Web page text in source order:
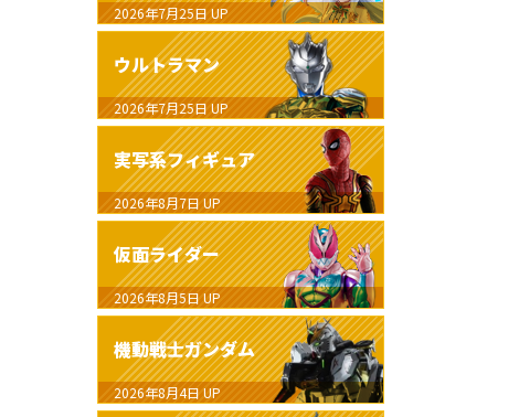
2026年7月25日 UP
ウルトラマン
2026年7月25日 UP
実写系フィギュア
2026年8月7日 UP
仮面ライダー
2026年8月5日 UP
機動戦士ガンダム
2026年8月4日 UP